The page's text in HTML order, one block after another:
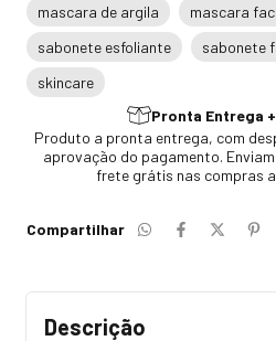
mascara de argila
mascara
sabonete esfoliante
sabonete
skincare
Pronta Entrega
Produto a pronta entrega, com
aprovação do pagamento.
frete grátis nas compras
Compartilhar
Descrição